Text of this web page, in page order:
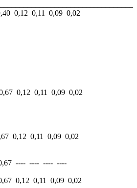
0,12 0,11 0,09 0,02
0,12 0,11 0,09 0,02
0,12 0,11 0,09 0,02
---- ---- ---- ----
0,12 0,11 0,09 0,02